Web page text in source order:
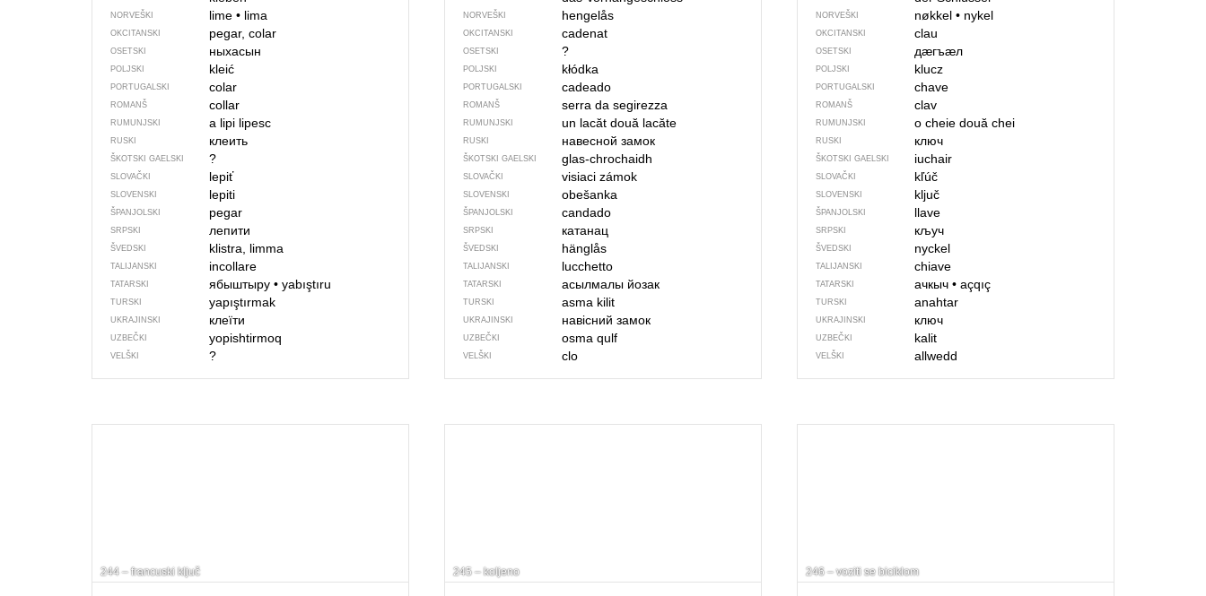
NORVEŠKI lime •lima
OKCITANSKI pegar, colar
OSETSKI ныхасын
POLJSKI kleić
PORTUGALSKI colar
ROMANŠ collar
RUMUNJSKI a lipi lipesc
RUSKI клеить
ŠKOTSKI GAELSKI ?
SLOVAČKI lepiť
SLOVENSKI lepiti
ŠPANJOLSKI pegar
SRPSKI лепити
ŠVEDSKI klistra, limma
TALIJANSKI incollare
TATARSKI ябыштыру •yabıştıru
TURSKI yapıştırmak
UKRAJINSKI клеїти
UZBEČKI yopishtirmoq
VELŠKI ?
NORVEŠKI hengelås
OKCITANSKI cadenat
OSETSKI ?
POLJSKI kłódka
PORTUGALSKI cadeado
ROMANŠ serra da segirezza
RUMUNJSKI un lacăt două lacăte
RUSKI навесной замок
ŠKOTSKI GAELSKI glas-chrochaidh
SLOVAČKI visiaci zámok
SLOVENSKI obešanka
ŠPANJOLSKI candado
SRPSKI катанац
ŠVEDSKI hänglås
TALIJANSKI lucchetto
TATARSKI асылмалы йозак
TURSKI asma kilit
UKRAJINSKI навісний замок
UZBEČKI osma qulf
VELŠKI clo
NORVEŠKI nøkkel• nykel
OKCITANSKI clau
OSETSKI дӕгъӕл
POLJSKI klucz
PORTUGALSKI chave
ROMANŠ clav
RUMUNJSKI o cheiedouă chei
RUSKI ключ
ŠKOTSKI GAELSKI iuchair
SLOVAČKI kľúč
SLOVENSKI ključ
ŠPANJOLSKI llave
SRPSKI кључ
ŠVEDSKI nyckel
TALIJANSKI chiave
TATARSKI ачкыч• açqıç
TURSKI anahtar
UKRAJINSKI ключ
UZBEČKI kalit
VELŠKI allwedd
244 – francuski ključ 245 – koljeno 246 – voziti se biciklom